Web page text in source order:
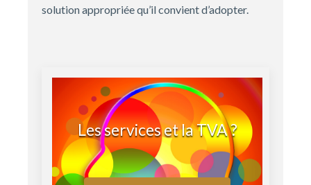
solution appropriée qu’il convient d’adopter.
Les services et la TVA ?